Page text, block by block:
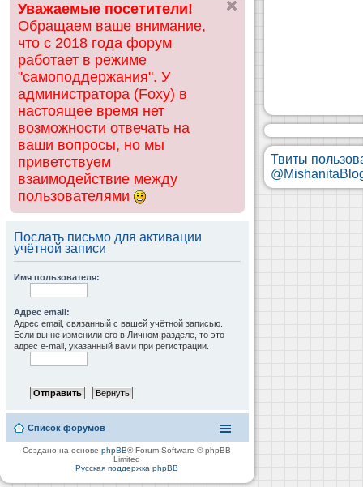
ск
Уважаемые посетители!
Обращаем ваше внимание,
что с 2018 года форум
работает в режиме
"самоподдержания". У
администратора (Foxy) в
настоящее время нет
возможности отвечать на
ваши вопросы, но мы
приветствуем
взаимодействие между
пользователями
Послать письмо для активации
учётной записи
Имя пользователя:
Адрес email:
Адрес email, связанный с вашей учётной записью.
Если вы не изменили его в Личном разделе, то это
адрес e-mail, указанный вами при регистрации.
Список форумов
Создано на основеphpBB® Forum Software © phpBB
Limited
Русская поддержка phpBB
Твиты